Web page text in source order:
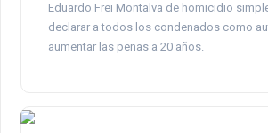
Eduardo Frei Montalva de homicidio
declarar a todos los condenados como
aumentar las penas a 20 años.